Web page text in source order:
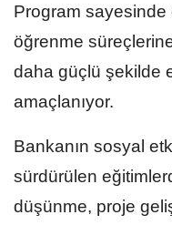
Program sayesinde
öğrenme süreçlerine
daha güçlü şekilde
amaçlanıyor.
Bankanın sosyal
sürdürülen
düşünme, proje